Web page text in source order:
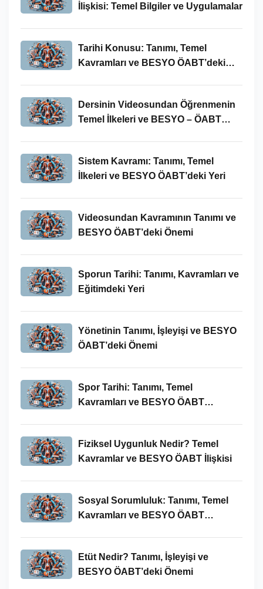
İlişkisi: Temel Bilgiler ve Uygulamalar
Tarihi Konusu: Tanımı, Temel
Kavramları ve BESYO ÖABT’deki
Dersinin Videosundan Öğrenmenin
Temel İlkeleri ve BESYO – ÖABT
Sistem Kavramı: Tanımı, Temel
İlkeleri ve BESYO ÖABT’deki Yeri
Videosundan Kavramının Tanımı ve
BESYO ÖABT’deki Önemi
Sporun Tarihi: Tanımı, Kavramları ve
Eğitimdeki Yeri
Yönetinin Tanımı, İşleyişi ve BESYO
ÖABT’deki Önemi
Spor Tarihi: Tanımı, Temel
Kavramları ve BESYO ÖABT
Fiziksel Uygunluk Nedir? Temel
Kavramlar ve BESYO ÖABT İlişkisi
Sosyal Sorumluluk: Tanımı, Temel
Kavramları ve BESYO ÖABT
Etüt Nedir? Tanımı, İşleyişi ve
BESYO ÖABT’deki Önemi